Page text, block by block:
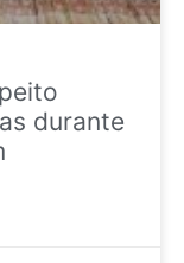
durante